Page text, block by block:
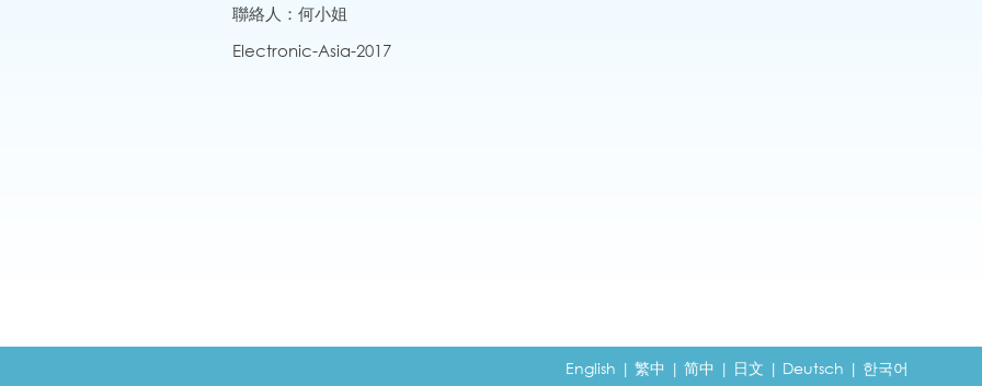
聯絡人：何小姐
Electronic-Asia-2017
English | 繁中 | 简中 | 日文 | Deutsch | 한국어